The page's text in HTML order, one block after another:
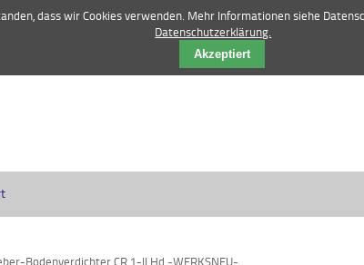
84 12 52 | vertrieb@manske-
Bodenverdichter CR 1-II Hd -WERKSNEU-
dass wir Cookies verwenden. Mehr Informationen siehe
Datenschutzerklärung.
Akzeptiert